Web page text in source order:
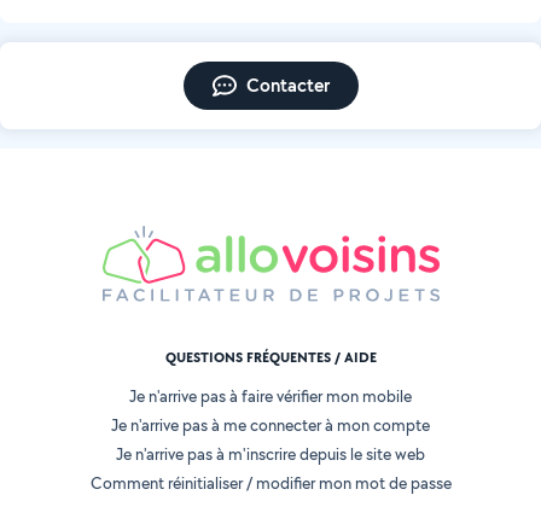
Contacter
QUESTIONS FRÉQUENTES / AIDE
Je n'arrive pas à faire vérifier mon mobile
Je n'arrive pas à me connecter à mon compte
Je n'arrive pas à m'inscrire depuis le site web
Comment réinitialiser / modifier mon mot de passe